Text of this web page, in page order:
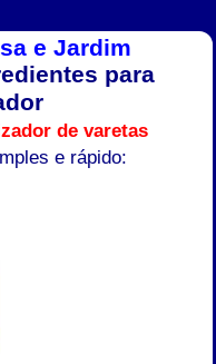
e Jardim
para
de varetas
e rápido: